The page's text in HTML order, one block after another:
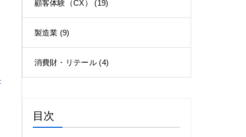
顧客体験（CX） (19)
製造業 (9)
消費財・リテール (4)
目次